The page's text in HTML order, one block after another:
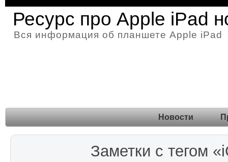
Ресурс про Apple iPad
Вся информация об планшете Apple iPad
Новости
Заметки с тегом